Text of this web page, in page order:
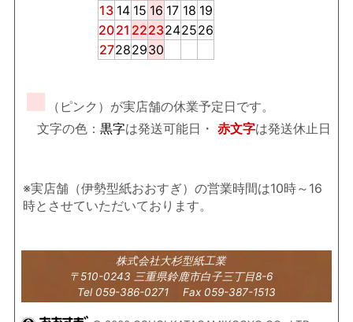
13 14 15 16 17 18 19
2021 2223242526
27282930
■
（ピンク）が実店舗の休業予定日です。
文字の色： 黒字は発送可能日・ 赤文字は発送休止日
※実店舗（伊勢型紙おおすぎ）の営業時間は10時～16
時とさせていただいております。
株式会社大杉型紙工業
〒510-0243 三重県鈴鹿市白子三丁目8-6
Tel 059-386-0271 Fax 059-387-1513